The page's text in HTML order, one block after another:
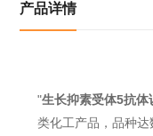
产品详情
"生长抑素受体5抗体
类化工产品，品种